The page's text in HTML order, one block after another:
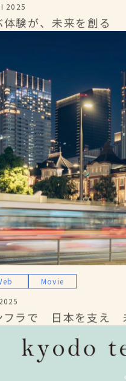
2025
体験が、未来を創る
Movie
フラで 日本を支え